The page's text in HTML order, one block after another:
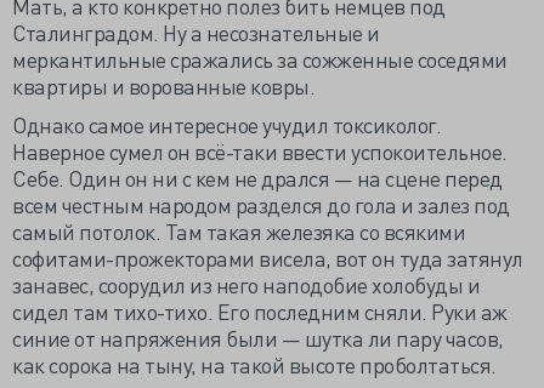
Сталинградом. Ну а несознательные и
меркантильные сражались за сожженные соседями
квартиры и ворованные ковры.
Однако самое интересное учудил токсиколог.
Наверное сумел он всё-таки ввести успокоительное.
Себе. Один он ни с кем не дрался — на сцене перед
всем честным народом разделся до гола и залез под
самый потолок. Там такая железяка со всякими
софитами-прожекторами висела, вот он туда затянул
занавес, соорудил из него наподобие холобуды и
сидел там тихо-тихо. Его последним сняли. Руки аж
синие от напряжения были — шутка ли пару часов,
как сорока на тыну, на такой высоте проболтаться.